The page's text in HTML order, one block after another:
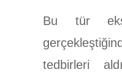
Bu tür
tedbirleri